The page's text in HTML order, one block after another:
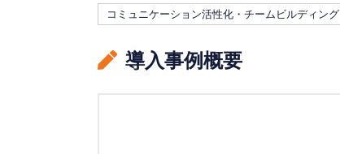
コミュニケーション活性化・チームビルディング
導入事例概要